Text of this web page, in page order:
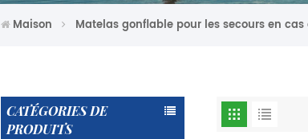
Maison Matelas gonflable pour les secours en
CATÉGORIES DE
PRODUITS